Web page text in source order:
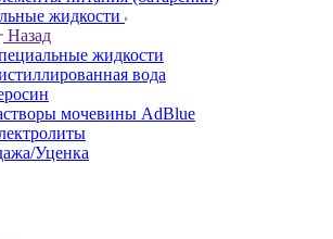
жидкости
Назад
жидкости
вода
мочевины AdBlue
Уценка